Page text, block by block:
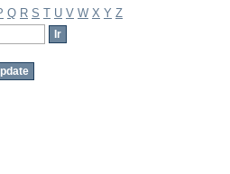
Q R S T U V W X Y Z